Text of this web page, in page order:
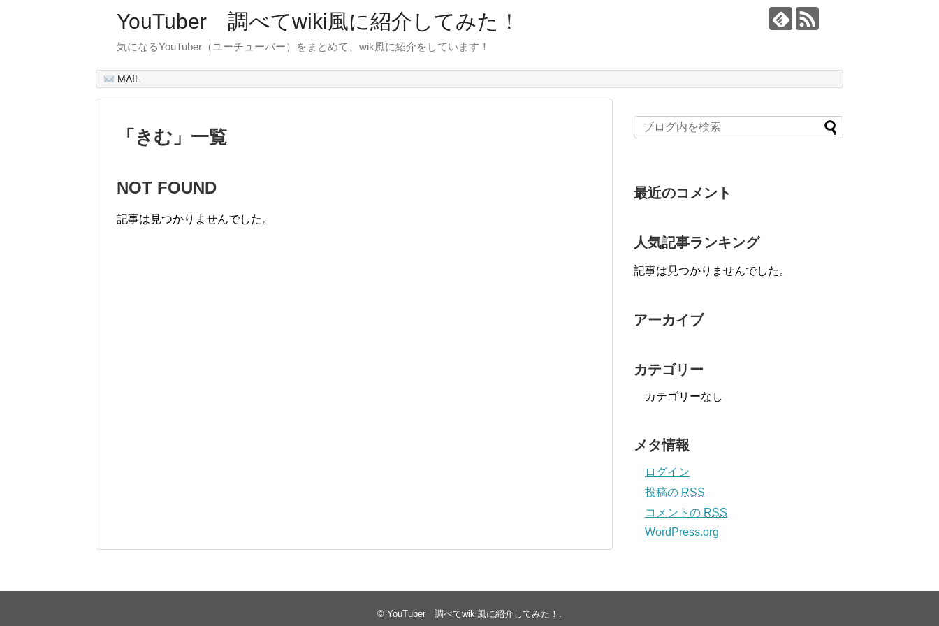
YouTuber 調べてwiki風に紹介してみた！
気になるYouTuber（ユーチューバー）をまとめて、wik風に紹介をしています！
MAIL
「 きむ 」 一覧
NOT FOUND
記事は見つかりませんでした。
最近のコメント
人気記事ランキング
記事は見つかりませんでした。
アーカイブ
カテゴリー
カテゴリーなし
メタ情報
ログイン
投稿の RSS
コメントの RSS
WordPress.org
© YouTuber 調べてwiki風に紹介してみた！ .